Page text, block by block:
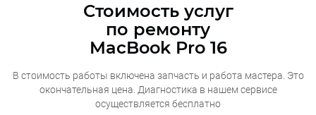
Стоимость услуг
по ремонту
MacBook Pro 16
В стоимость работы включена запчасть и работа мастера. Это
окончательная цена. Диагностика в нашем сервисе
осуществляется бесплатно